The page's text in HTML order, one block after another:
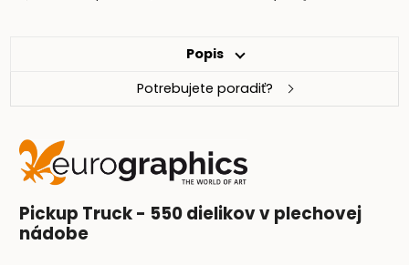
Popis
Potrebujete poradiť?
Pickup Truck - 550 dielikov v plechovej
nádobe